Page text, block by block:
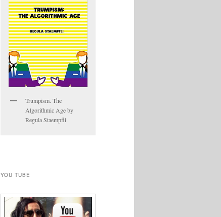
Trumpism. The
Algorithmic Age by
Regula Staempfli.
YOU TUBE